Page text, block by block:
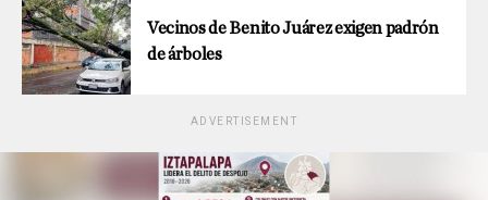
Vecinos de Benito Juárez exigen padrón
de árboles
ADVERTISEMENT